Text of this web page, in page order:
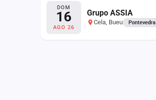
DOM
16
AGO 26
Grupo ASSIA
Cela, Bueu Pontevedra